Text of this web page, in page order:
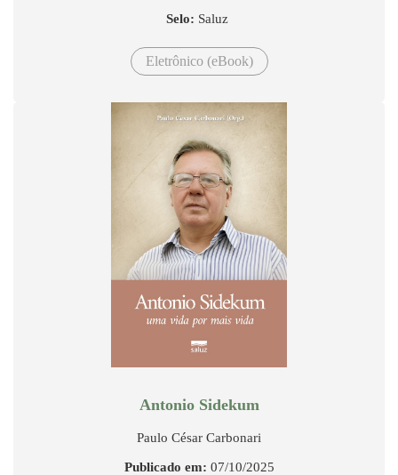
Selo: Saluz
Eletrônico (eBook)
Antonio Sidekum
Paulo César Carbonari
Publicado em: 07/10/2025